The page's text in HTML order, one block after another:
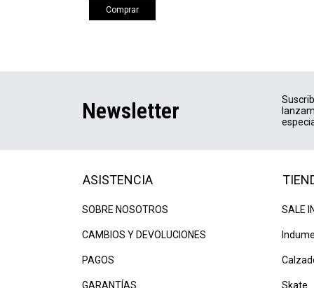
Comprar
Newsletter
ASISTENCIA
SOBRE NOSOTROS
CAMBIOS Y DEVOLUCIONES
PAGOS
GARANTÍAS
SALE
Skate